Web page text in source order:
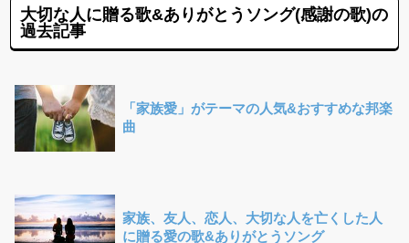
大切な人に贈る歌&ありがとうソング(感謝の歌)の
過去記事
「家族愛」がテーマの人気&おすすめな邦楽
曲
家族、友人、恋人、大切な人を亡くした人
に贈る愛の歌&ありがとうソング